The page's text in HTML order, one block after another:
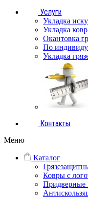
Услуги
Укладка
Укладка
Окантовка
По
Укладка
Контакты
Меню
Каталог
Ковры с
Придверные